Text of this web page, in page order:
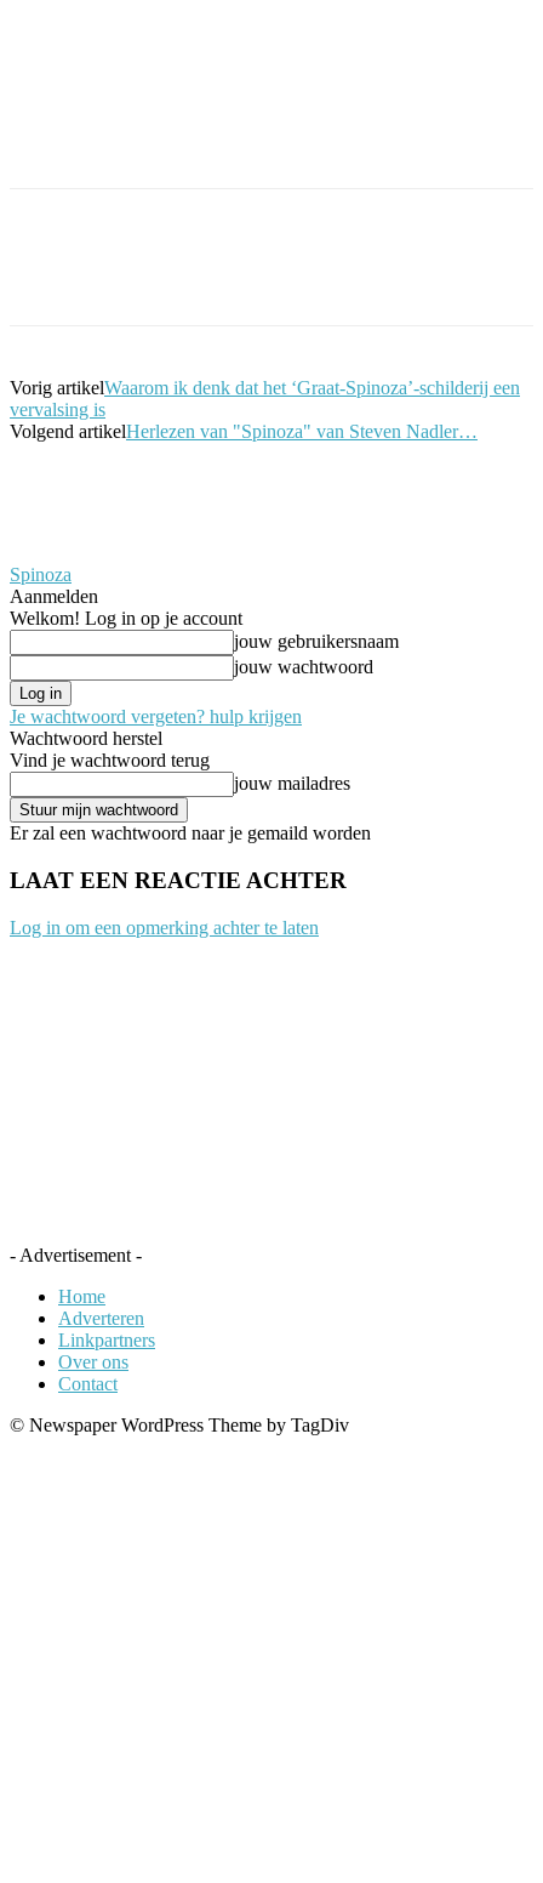
Vorig artikelWaarom ik denk dat het ‘Graat-Spinoza’-schilderij een
vervalsing is
Volgend artikelHerlezen van "Spinoza" van Steven Nadler…
Spinoza
Aanmelden
Welkom! Log in op je account
jouw gebruikersnaam
jouw wachtwoord
Je wachtwoord vergeten? hulp krijgen
Wachtwoord herstel
Vind je wachtwoord terug
jouw mailadres
Er zal een wachtwoord naar je gemaild worden
LAAT EEN REACTIE ACHTER
Log in om een opmerking achter te laten
- Advertisement -
Home
Adverteren
Linkpartners
Over ons
Contact
© Newspaper WordPress Theme by TagDiv